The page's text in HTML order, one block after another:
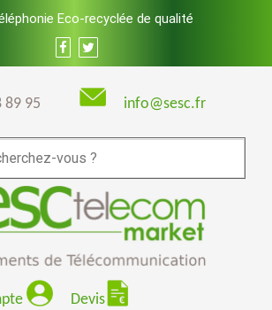
Eco-recyclée de qualité
89 95 info@sesc.fr
Devis